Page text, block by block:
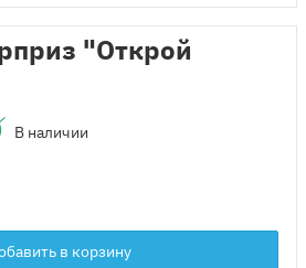
"Открой
В наличии
в корзину